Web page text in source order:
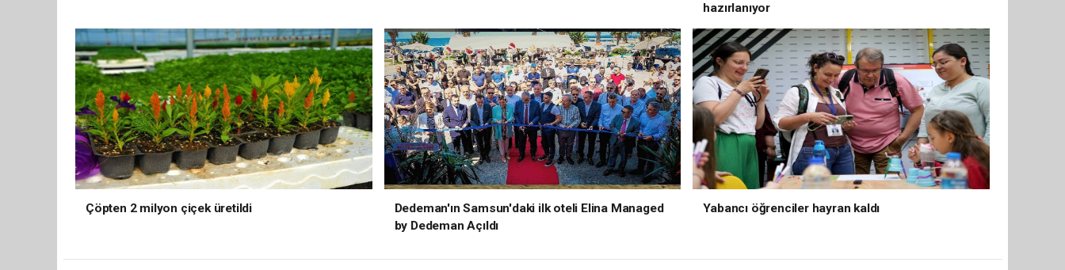
hazırlanıyor
Çöpten 2 milyon çiçek üretildi
Dedeman'ın Samsun'daki ilk oteli Elina Managed
by Dedeman Açıldı
Yabancı öğrenciler hayran kaldı